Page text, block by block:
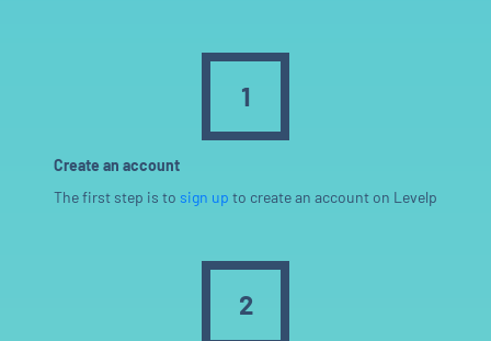
1
Create an account
The first step is to sign up to create an account on Levelp
2